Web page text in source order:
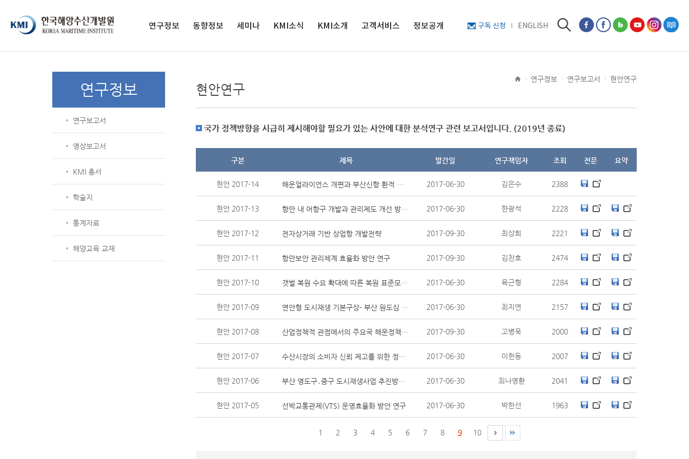
구독 신청 ENGLISH
검색
페이스북 페이지
페이스북 프로필
네이버블로그 인스타그램
전자도서관
연구정보
학술지
동향정보
종간 간행물
세미나
망대회
럼
KMI소식
보도자료
영상보도
KMI소개
연구사업
조직도
클린신고센터
KMI 홍보관
오시는 길
고객서비스
발간자료 구독안
정보공개
연구정보
연구보고서
영상보고서
KMI 총서
학술지
통계자료
해양교육 교재
연구정보 연구보고서 현안연구
현안연구
국가 정책방향을 시급히 제시해야할 필요가 있는 사안에 대한 분석연구 관련 보고서입니다. (2019년 종료)
구분 제목 발간일 연구책임자 조회 전문 요약
현안 2017-14 해운얼라이언스 개편과 부산신항 환적 운영 개선방향 연구 2017-06-30 김은수 2388
현안 2017-13 항만 내 어항구 개발과 관리제도 개선 방안에 관한 연구 2017-06-30 한광석 2228
현안 2017-12 전자상거래 기반 상업항 개발전략 2017-09-30 최상희 2221
현안 2017-11 항만보안 관리체계 효율화 방안 연구 2017-09-30 김찬호 2474
현안 2017-10 갯벌 복원 수요 확대에 따른 복원 표준모형 개발 방향 2017-06-30 육근형 2284
현안 2017-09 연안형 도시재생 기본구상- 부산 원도심 및 영도지역 사례 분석 - 2017-06-30 최지연 2157
현안 2017-08 산업정책적 관점에서의 주요국 해운정책 분석 및 정책방향 연구 2017-09-30 고병욱 2000
현안 2017-07 수산시장의 소비자 신뢰 제고를 위한 정책 지원방안 연구 2017-06-30 이헌동 2007
현안 2017-06 부산 영도구․중구 도시재생사업 추진방안 – 한진중공업․자갈치시장 사례 중심 - 2017-06-30 최나영환 2041
현안 2017-05 선박교통관제(VTS) 운영효율화 방안 연구 2017-06-30 박한선 1963
1 2 3 4 5 6 7 8 9 10